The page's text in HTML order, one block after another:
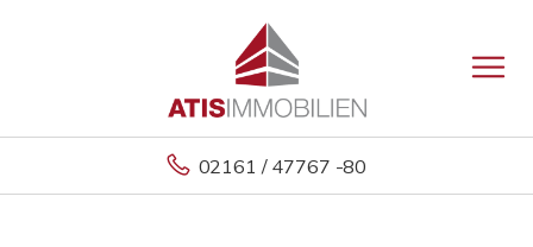
02161 / 47767 -80